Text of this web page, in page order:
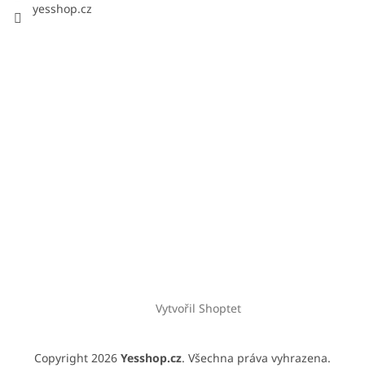
yesshop.cz
Vytvořil Shoptet
Copyright 2026 Yesshop.cz. Všechna práva vyhrazena.